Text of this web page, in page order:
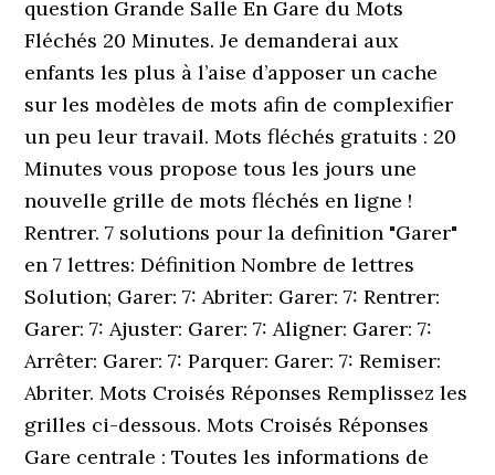
question Grande Salle En Gare du Mots
Fléchés 20 Minutes. Je demanderai aux
enfants les plus à l’aise d’apposer un cache
sur les modèles de mots afin de complexifier
un peu leur travail. Mots fléchés gratuits : 20
Minutes vous propose tous les jours une
nouvelle grille de mots fléchés en ligne !
Rentrer. 7 solutions pour la definition "Garer"
en 7 lettres: Définition Nombre de lettres
Solution; Garer: 7: Abriter: Garer: 7: Rentrer:
Garer: 7: Ajuster: Garer: 7: Aligner: Garer: 7:
Arrêter: Garer: 7: Parquer: Garer: 7: Remiser:
Abriter. Mots Croisés Réponses Remplissez les
grilles ci-dessous. Mots Croisés Réponses
Gare centrale : Toutes les informations de